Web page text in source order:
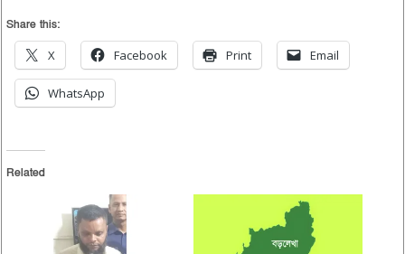
Share this:
X Facebook Print Email
WhatsApp
Related